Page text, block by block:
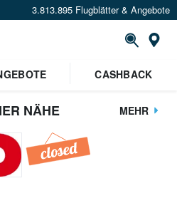
3.813.895 Flugblätter & Angebote
CASHBACK
NÄHE MEHR